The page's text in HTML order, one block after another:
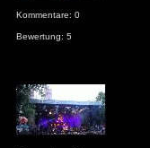
Kommentare: 0
Bewertung: 5